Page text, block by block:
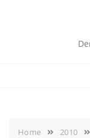
Home 2010